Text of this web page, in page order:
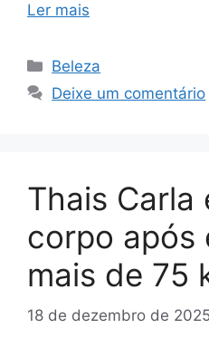
Ler mais
Categorias
Beleza
Deixe um comentário
Thais Carla
corpo após
mais de 75
18 de dezembro de 2025